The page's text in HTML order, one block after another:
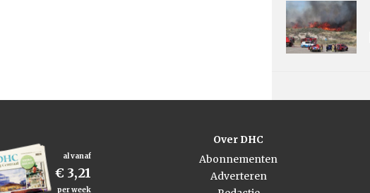
al vanaf
€ 3,21
per week
Over DHC
Abonnementen
Adverteren